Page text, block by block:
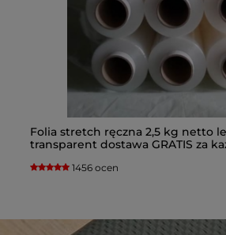
Folia stretch ręczna 2,5 kg netto
transparent dostawa GRATIS za
1456 ocen